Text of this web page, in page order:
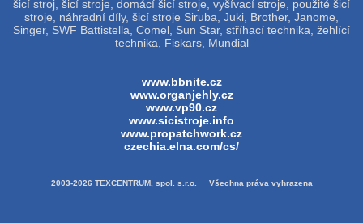
šicí stroj, šicí stroje, domácí šicí stroje, vyšívací stroje, použité šicí
stroje, náhradní díly, šicí stroje Siruba, Juki, Brother, Janome,
Singer, SWF Battistella, Comel, Sun Star, stříhací technika, žehlící
technika, Fiskars, Mundial
www.bbnite.cz
www.organjehly.cz
www.vp90.cz
www.sicistroje.info
www.propatchwork.cz
czechia.elna.com/cs/
2003-2026 TEXCENTRUM, spol. s.r.o. Všechna práva vyhrazena